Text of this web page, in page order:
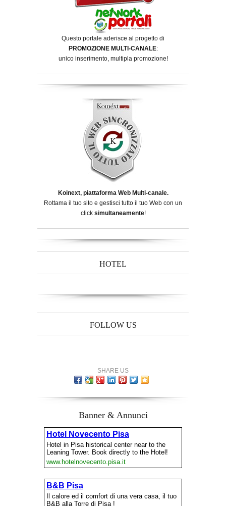
Questo portale aderisce al progetto di
PROMOZIONE MULTI-CANALE:
unico inserimento, multipla promozione!
Koinext, piattaforma Web Multi-canale.
Rottama il tuo sito e gestisci tutto il tuo Web con un
click simultaneamente!
HOTEL
FOLLOW US
SHARE US
Banner & Annunci